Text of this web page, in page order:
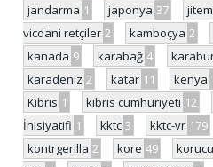
jandarma 1 japonya 37 jitem
vicdani retçiler 2 kamboçya 2
kanada 9 karabağ 4
karadeniz 2 katar 11 kenya
Kıbrıs 1 kıbrıs cumhuriyeti 12
İnisiyatifi 1 kktc 3 kktc-vr 179
kontrgerilla 2 kore 49 korucu